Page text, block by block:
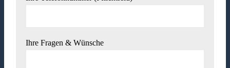
Ihre Fragen & Wünsche